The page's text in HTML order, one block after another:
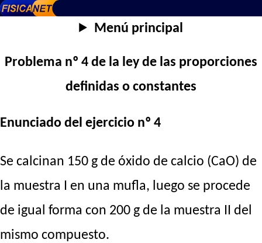
Menú principal
Problema nº 4 de la ley de las proporciones
definidas o constantes
Enunciado del ejercicio nº 4
Se calcinan 150 g de óxido de calcio (CaO) de
la muestra I en una mufla, luego se procede
de igual forma con 200 g de la muestra II del
mismo compuesto.